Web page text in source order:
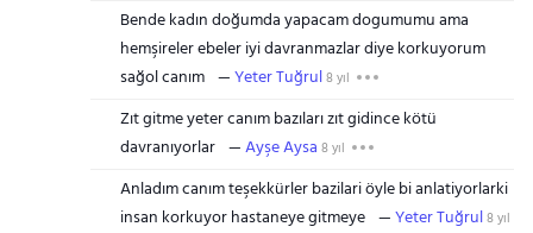
Bende kadın doğumda yapacam dogumumu ama
hemşireler ebeler iyi davranmazlar diye korkuyorum
sağol canım
Yeter Tuğrul8 yıl
Zıt gitme yeter canım bazıları zıt gidince kötü
davranıyorlar
Ayşe Aysa 8 yıl
Anladım canım teşekkürler bazilari öyle bi anlatiyorlarki
insan korkuyor hastaneye gitmeye
Yeter Tuğrul8 yıl